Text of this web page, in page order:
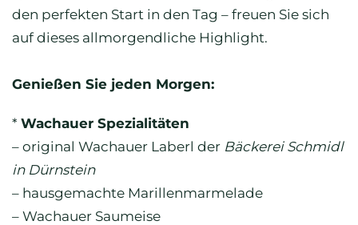
den perfekten Start in den Tag – freuen Sie sich
auf dieses allmorgendliche Highlight.
Genießen Sie jeden Morgen:
* Wachauer Spezialitäten
– original Wachauer Laberl der Bäckerei Schmidl
in Dürnstein
– hausgemachte Marillenmarmelade
– Wachauer Saumeise